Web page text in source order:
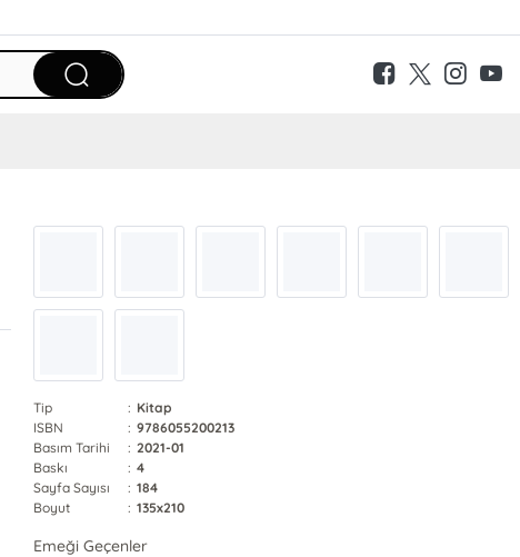
Tip : Kitap
ISBN
: 9786055200213
Basım Tarihi
: 2021-01
Baskı
: 4
Sayfa Sayısı
: 184
Boyut
: 135x210
Emeği Geçenler